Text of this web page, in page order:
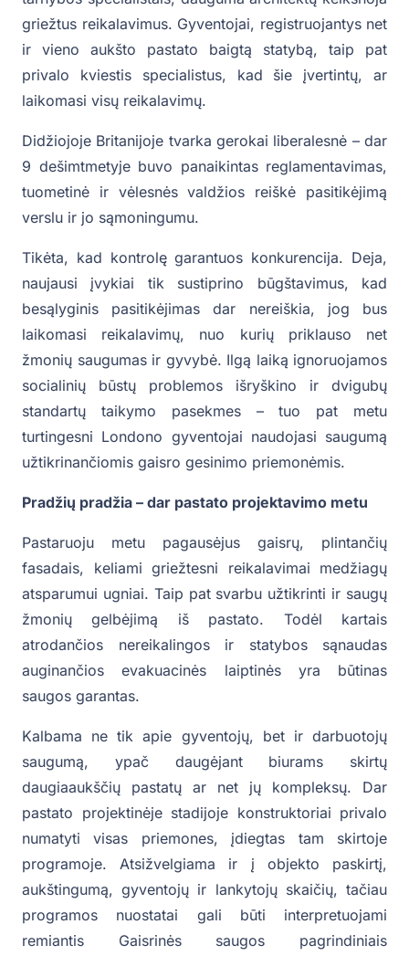
griežtus reikalavimus. Gyventojai, registruojantys net
ir vieno aukšto pastato baigtą statybą, taip pat
privalo kviestis specialistus, kad šie įvertintų, ar
laikomasi visų reikalavimų.
Didžiojoje Britanijoje tvarka gerokai liberalesnė – dar
9 dešimtmetyje buvo panaikintas reglamentavimas,
tuometinė ir vėlesnės valdžios reiškė pasitikėjimą
verslu ir jo sąmoningumu.
Tikėta, kad kontrolę garantuos konkurencija. Deja,
naujausi įvykiai tik sustiprino būgštavimus, kad
besąlyginis pasitikėjimas dar nereiškia, jog bus
laikomasi reikalavimų, nuo kurių priklauso net
žmonių saugumas ir gyvybė. Ilgą laiką ignoruojamos
socialinių būstų problemos išryškino ir dvigubų
standartų taikymo pasekmes – tuo pat metu
turtingesni Londono gyventojai naudojasi saugumą
užtikrinančiomis gaisro gesinimo priemonėmis.
Pradžių pradžia – dar pastato projektavimo metu
Pastaruoju metu pagausėjus gaisrų, plintančių
fasadais, keliami griežtesni reikalavimai medžiagų
atsparumui ugniai. Taip pat svarbu užtikrinti ir saugų
žmonių gelbėjimą iš pastato. Todėl kartais
atrodančios nereikalingos ir statybos sąnaudas
auginančios evakuacinės laiptinės yra būtinas
saugos garantas.
Kalbama ne tik apie gyventojų, bet ir darbuotojų
saugumą, ypač daugėjant biurams skirtų
daugiaaukščių pastatų ar net jų kompleksų. Dar
pastato projektinėje stadijoje konstruktoriai privalo
numatyti visas priemones, įdiegtas tam skirtoje
programoje. Atsižvelgiama ir į objekto paskirtį,
aukštingumą, gyventojų ir lankytojų skaičių, tačiau
programos nuostatai gali būti interpretuojami
remiantis Gaisrinės saugos pagrindiniais